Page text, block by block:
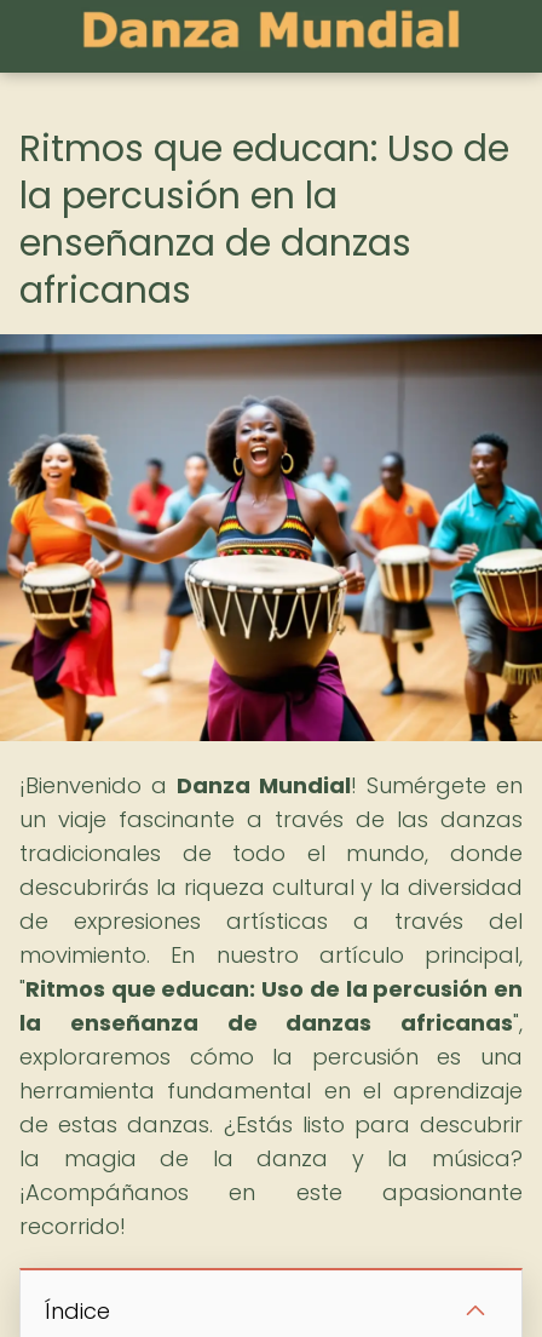
Ritmos que educan: Uso de
la percusión en la
enseñanza de danzas
africanas
¡Bienvenido a Danza Mundial! Sumérgete en
un viaje fascinante a través de las danzas
tradicionales de todo el mundo, donde
descubrirás la riqueza cultural y la diversidad
de expresiones artísticas a través del
movimiento. En nuestro artículo principal,
"Ritmos que educan: Uso de la percusión en
la enseñanza de danzas africanas",
exploraremos cómo la percusión es una
herramienta fundamental en el aprendizaje
de estas danzas. ¿Estás listo para descubrir
la magia de la danza y la música?
¡Acompáñanos en este apasionante
recorrido!
Índice